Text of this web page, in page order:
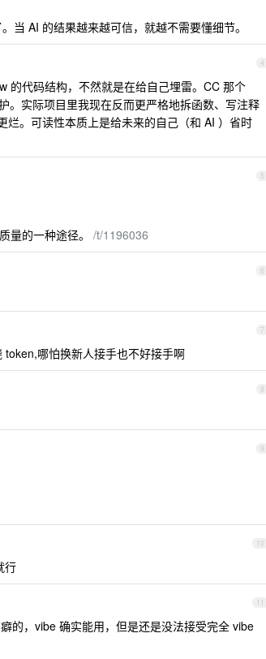
当 AI 的结果越来越可信，就越不需要懂细节。
4
的代码结构，不然就是在给自己埋雷。CC 那个
。实际项目里我现在反而更严格地拆函数、写注释
。可读性本质上是给未来的自己（和 AI ）省时
5
量的一种途径。 /t/1196036
6
7
哪怕换新人接手也不好接手啊
8
9
10
行
11
的，vibe 确实能用，但是还是没法接受完全 vibe